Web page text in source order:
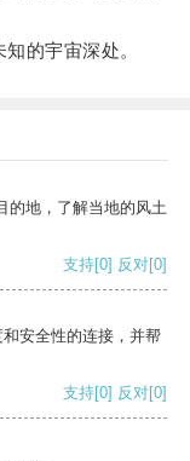
的宇宙深处。
的地，了解当地的风土
支持[0] 反对[0]
安全性的连接，并帮
支持[0] 反对[0]